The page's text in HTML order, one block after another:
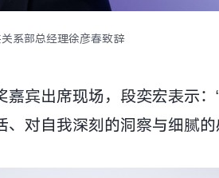
系部总经理徐彦春致辞
宾出席现场，段奕宏表示
对自我深刻的洞察与细腻